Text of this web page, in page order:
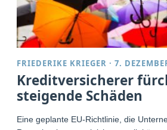
FRIEDERIKE KRIEGER ·7.
Kreditversicherer
steigende Schäden
Eine geplante EU-Richtlinie, die